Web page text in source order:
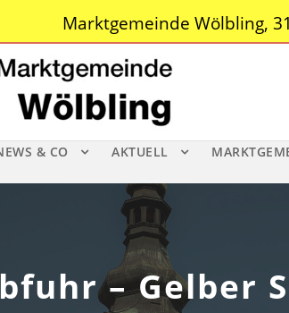
Marktgemeinde Wölbling,
& CO AKTUELL
– Gelber